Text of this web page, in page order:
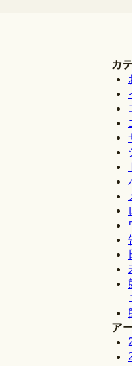
カ
ア